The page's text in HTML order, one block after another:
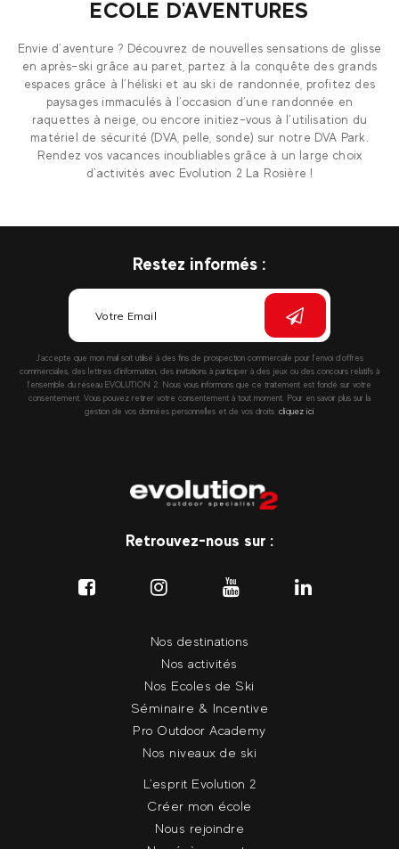
ECOLE D'AVENTURES
Envie d’aventure ? Découvrez de nouvelles sensations de glisse
en après-ski grâce au paret, partez à la conquête des grands
espaces grâce à l’héliski et au ski de randonnée, profitez des
paysages immaculés à l’occasion d’une randonnée en
raquettes à neige, ou encore initiez-vous à l’utilisation du
matériel de sécurité (DVA, pelle, sonde) sur notre DVA Park.
Rendez vos vacances inoubliables grâce à un large choix
d’activités avec Evolution 2 La Rosière !
Restez informés :
J’accepte que mon mail soit utilisé à des fins de prospection commerciale pour l’envoi d’offres
commerciales, des lettres d’information, des invitations à participer à des jeux ou des concours relatifs à
l’ensemble du réseau EVOLUTION 2. Nous vous informons que ce traitement est fondé sur votre
consentement. Vous pouvez retirer votre consentement à tout moment. Pour en savoir plus sur la
gestion de vos données personnelles et de vos droits :cliquez ici
Retrouvez-nous sur :
Nos destinations
Nos activités
Nos Ecoles de Ski
Séminaire & Incentive
Pro Outdoor Academy
Nos niveaux de ski
L'esprit Evolution 2
Créer mon école
Nous rejoindre